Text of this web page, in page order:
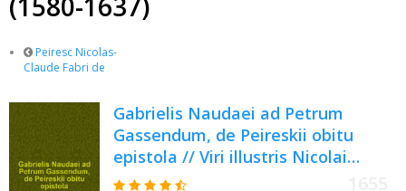
Peiresc Nicolas-
Claude Fabri de
Gabrielis Naudaei ad Petrum
Gassendum, de Peireskii obitu
epistola // Viri illustris Nicolai
Claudij Fabricij de Peiresc ... vita